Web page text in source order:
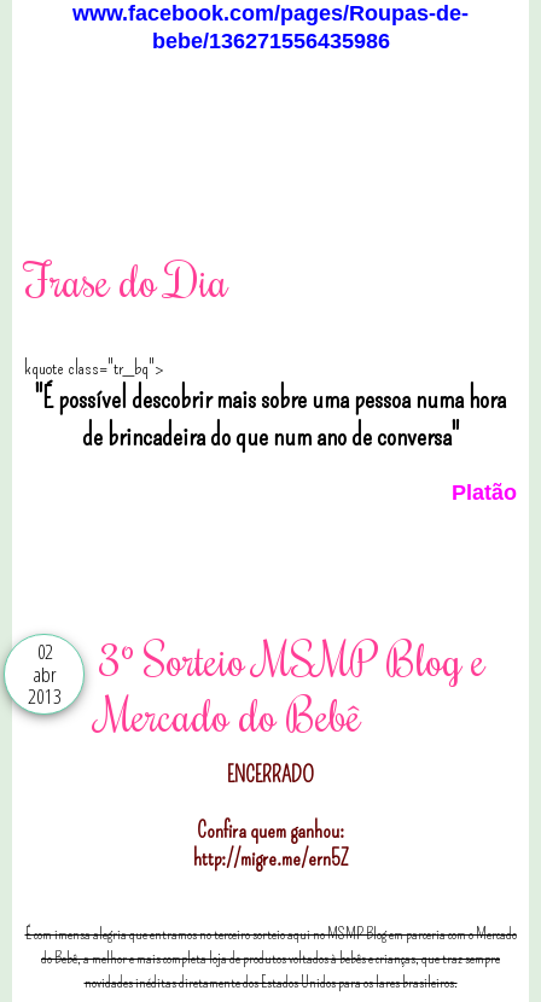
www.facebook.com/pages/Roupas-de-
bebe/136271556435986
Frase do Dia
kquote class="tr_bq">
"É possível descobrir mais sobre uma pessoa numa hora
de brincadeira do que num ano de conversa"
Platão
02
abr
2013
3º Sorteio MSMP Blog e
Mercado do Bebê
ENCERRADO
Confira quem ganhou:
http://migre.me/ern5Z
É com imensa alegria que entramos no terceiro sorteio aqui no MSMP Blog em parceria com o Mercado
do Bebê, a melhor e mais completa loja de produtos voltados à bebês e crianças, que traz sempre
novidades inéditas diretamente dos Estados Unidos para os lares brasileiros.